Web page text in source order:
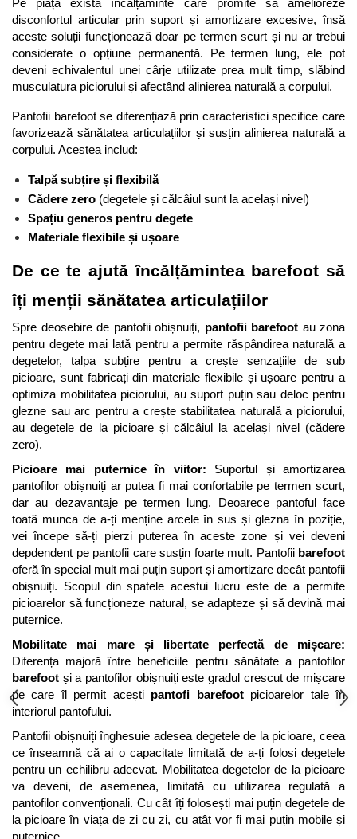
Pe piață există încălțăminte care promite să amelioreze
disconfortul articular prin suport și amortizare excesive, însă
aceste soluții funcționează doar pe termen scurt și nu ar trebui
considerate o opțiune permanentă. Pe termen lung, ele pot
deveni echivalentul unei cârje utilizate prea mult timp, slăbind
musculatura piciorului și afectând alinierea naturală a corpului.
Pantofii barefoot se diferențiază prin caracteristici specifice care
favorizează sănătatea articulațiilor și susțin alinierea naturală a
corpului. Acestea includ:
Talpă subțire și flexibilă
Cădere zero (degetele și călcâiul sunt la același nivel)
Spațiu generos pentru degete
Materiale flexibile și ușoare
De ce te ajută încălțămintea barefoot să
îți menții sănătatea articulațiilor
Spre deosebire de pantofii obișnuiți, pantofii barefoot au zona
pentru degete mai lată pentru a permite răspândirea naturală a
degetelor, talpa subțire pentru a crește senzațiile de sub
picioare, sunt fabricați din materiale flexibile și ușoare pentru a
optimiza mobilitatea piciorului, au suport puțin sau deloc pentru
glezne sau arc pentru a crește stabilitatea naturală a piciorului,
au degetele de la picioare și călcâiul la același nivel (cădere
zero).
Picioare mai puternice în viitor: Suportul și amortizarea
pantofilor obișnuiți ar putea fi mai confortabile pe termen scurt,
dar au dezavantaje pe termen lung. Deoarece pantoful face
toată munca de a-ți menține arcele în sus și glezna în poziție,
vei începe să-ți pierzi puterea în aceste zone și vei deveni
depdendent pe pantofii care susțin foarte mult. Pantofii barefoot
oferă în special mult mai puțin suport și amortizare decât pantofii
obișnuiți. Scopul din spatele acestui lucru este de a permite
picioarelor să funcționeze natural, se adapteze și să devină mai
puternice.
barefoot și a pantofilor obișnuiți este gradul crescut de mișcare
pe care îl permit acești pantofi barefoot picioarelor tale în
interiorul pantofului.
Pantofii obișnuiți înghesuie adesea degetele de la picioare, ceea
ce înseamnă că ai o capacitate limitată de a-ți folosi degetele
pentru un echilibru adecvat. Mobilitatea degetelor de la picioare
va deveni, de asemenea, limitată cu utilizarea regulată a
pantofilor convenționali. Cu cât îți folosești mai puțin degetele de
la picioare în viața de zi cu zi, cu atât vor fi mai puțin mobile și
puternice.